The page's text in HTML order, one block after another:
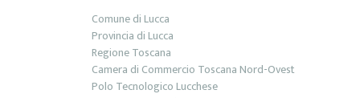
Comune di Lucca
Provincia di Lucca
Regione Toscana
Camera di Commercio Toscana Nord-Ovest
Polo Tecnologico Lucchese